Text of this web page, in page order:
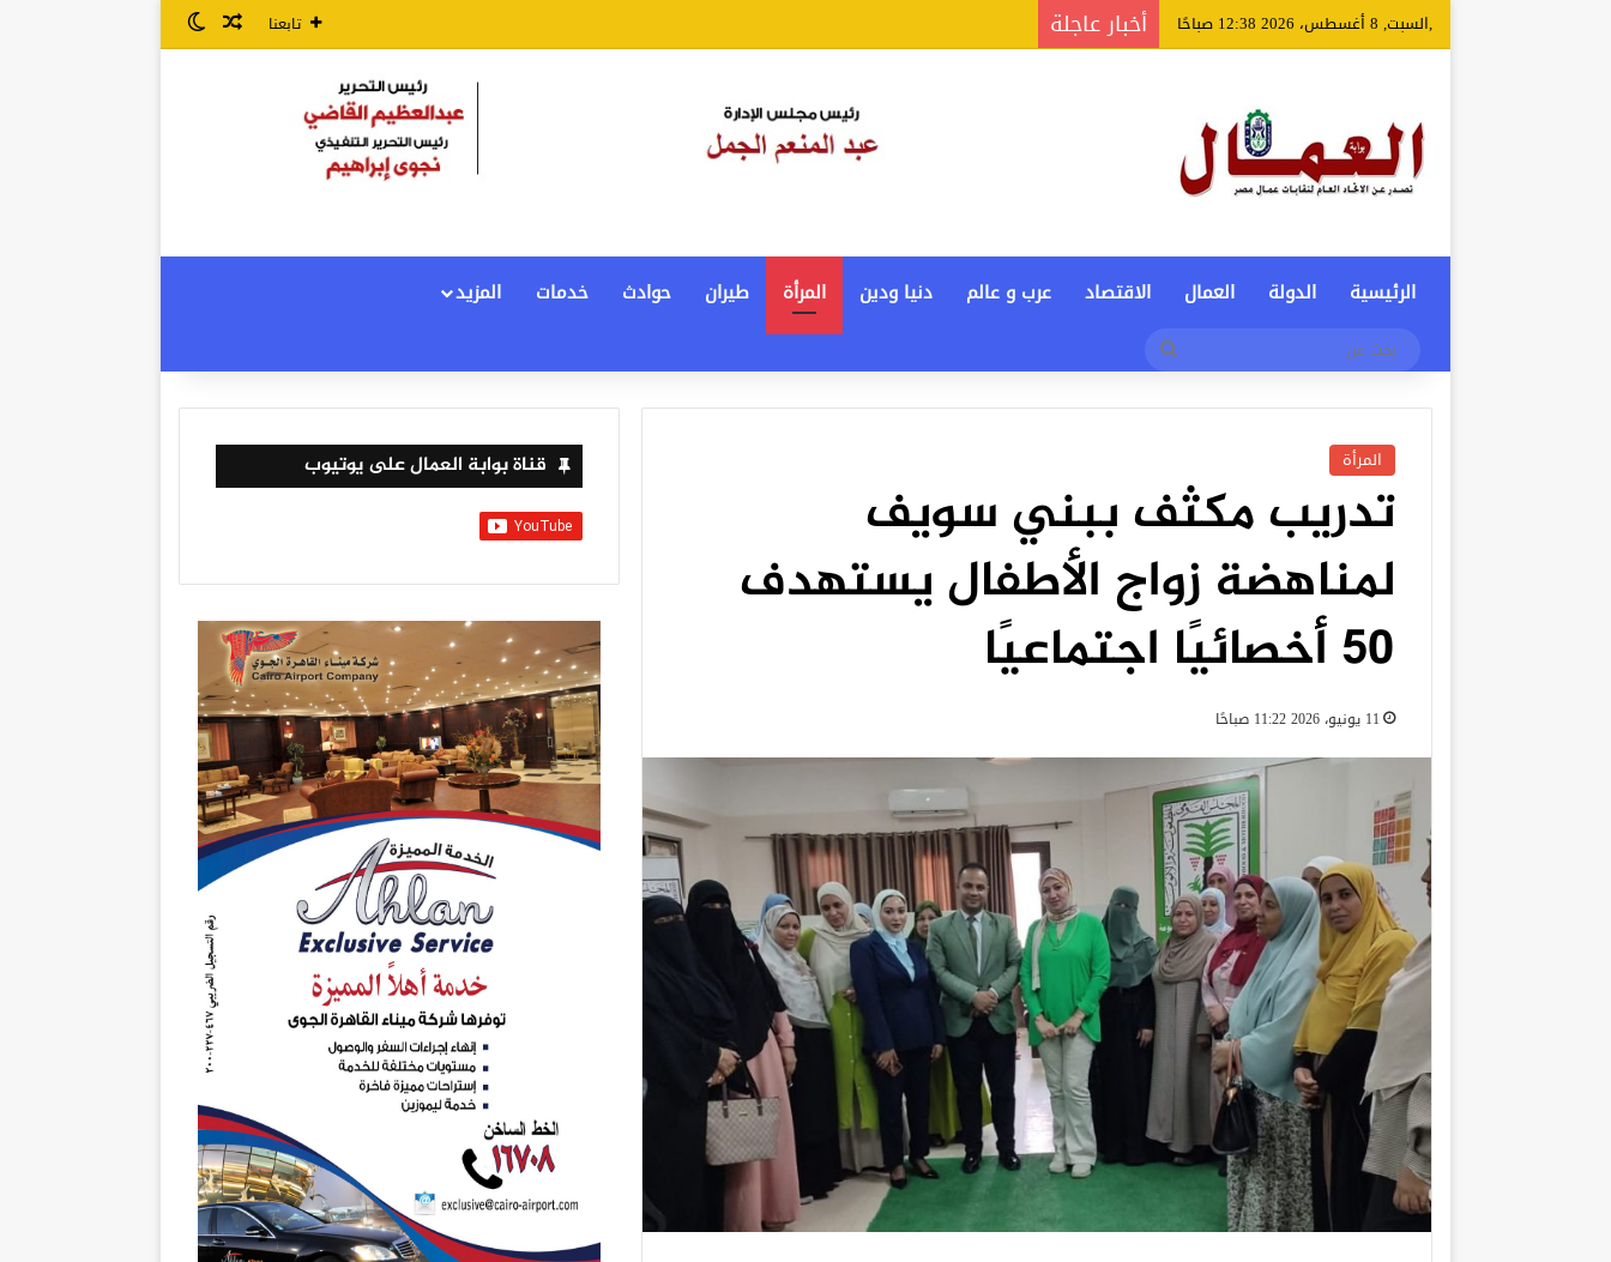
,السبت, 8 أغسطس، 2026 12:38 صباحًا أخبار عاجلة تابعنا مقال عشوائي
الوضع المظلم
الرئيسية الدولة العمال الاقتصاد عرب و عالم دنيا ودين المرأة طيران حوادث خدمات
المزيد
المرأة
تدريب مكثف ببني سويف
لمناهضة زواج الأطفال يستهدف
50 أخصائيًا اجتماعيًا
11 يونيو، 2026 11:22 صباحًا
قناة بوابة العمال على يوتيوب